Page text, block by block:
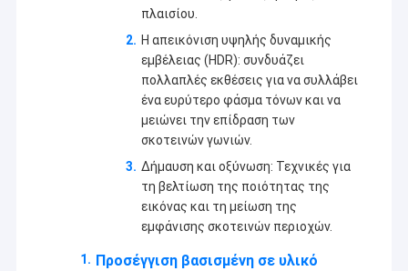
Σχετικά με εμάς
Γύρος εργοστασίων
Ποιοτικός έλεγχος
Όλες οι περιπτώσεις
πλαισίου.
Η απεικόνιση υψηλής δυναμικής
εμβέλειας (HDR): συνδυάζει
πολλαπλές εκθέσεις για να συλλάβει
ένα ευρύτερο φάσμα τόνων και να
μειώνει την επίδραση των
σκοτεινών γωνιών.
Δήμαυση και οξύνωση: Τεχνικές για
τη βελτίωση της ποιότητας της
εικόνας και τη μείωση της
εμφάνισης σκοτεινών περιοχών.
Προσέγγιση βασισμένη σε υλικό
ανταγωνιστικότερη τιμή και την καλύτερη ποιότητα.
Αυτή τη στιγμή, τα προϊόντα μας περιλαμβάνουν στην ενότητα
καμερών USB, την ενότητα καμερών MIPI, την ενότητα καμερών
DVP, την κινητή ενότητα τηλεφωνικών καμερών, την ενότητα
καμερών σημειωματάριων, τα κάμερα ασφαλείας, τη κάμερα
αυτοκινήτων και τα έξυπνα προϊόντα καμερών ακονιών σε πολλές
διαφορετικές περιοχές όπως VR, το AR, τρισδιάστατος, το AI, τη
φορετή συσκευή, την κάσκα, τη ρομποτική
βιομηχανικό, agrotechny, τη βιομετρική, την απεικόνιση, τη
μηχανική όραση, την όραση υπολογιστών, την ασφάλεια, κ.λπ.
Οποιοδήποτε προϊόν σχετικό με την ενότητα καμερών,
να βρούμε την καλύτερη λύση για σας.